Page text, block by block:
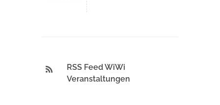
RSS Feed WiWi
Veranstaltungen